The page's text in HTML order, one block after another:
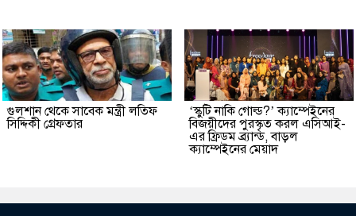
গুলশান থেকে সাবেক মন্ত্রী লতিফ
সিদ্দিকী গ্রেফতার
‘স্কুটি নাকি গোল্ড?’ ক্যাম্পেইনের
বিজয়ীদের পুরস্কৃত করল এসিআই-
এর ফ্রিডম ব্র্যান্ড, বাড়ল
ক্যাম্পেইনের মেয়াদ